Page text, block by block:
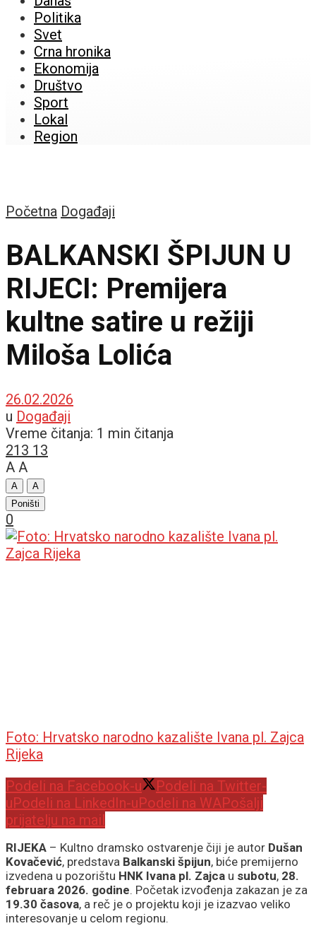
Politika
Svet
Crna hronika
Ekonomija
Društvo
Sport
Lokal
Region
Početna Događaji
BALKANSKI ŠPIJUN U
RIJECI: Premijera
kultne satire u režiji
Miloša Lolića
26.02.2026
u Događaji
Vreme čitanja: 1 min čitanja
213 13
A A
A
A
Poništi
0
Foto: Hrvatsko narodno kazalište Ivana pl. Zajca
Rijeka
Podeli na Facebook-u
Podeli na Twitter-
uPodeli na LinkedIn-uPodeli na WAPošalji
prijatelju na mail
RIJEKA – Kultno dramsko ostvarenje čiji je autor Dušan
Kovačević, predstava Balkanski špijun, biće premijerno
izvedena u pozorištu HNK Ivana pl. Zajca u subotu, 28.
februara 2026. godine. Početak izvođenja zakazan je za
19.30 časova, a reč je o projektu koji je izazvao veliko
interesovanje u celom regionu.